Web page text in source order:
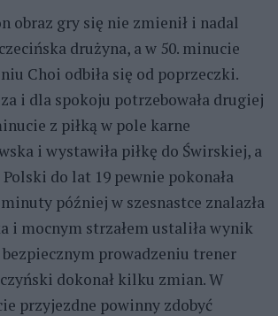
obraz gry się nie zmienił i nadal
drużyna, a w 50. minucie
Choi odbiła się od poprzeczki.
i dla spokoju potrzebowała drugiej
z piłką w pole karne
i wystawiła piłkę do Świrskiej, a
do lat 19 pewnie pokonała
później w szesnastce znalazła
i mocnym strzałem ustaliła wynik
prowadzeniu trener
dokonał kilku zmian. W
przyjezdne powinny zdobyć